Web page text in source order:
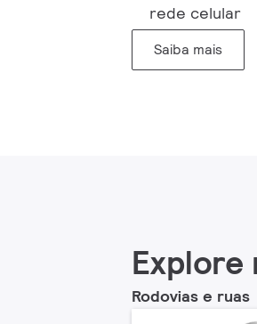
rede celular
Saiba mais
Explore
Rodovias e ruas